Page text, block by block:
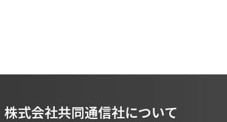
株式会社共同通信社について